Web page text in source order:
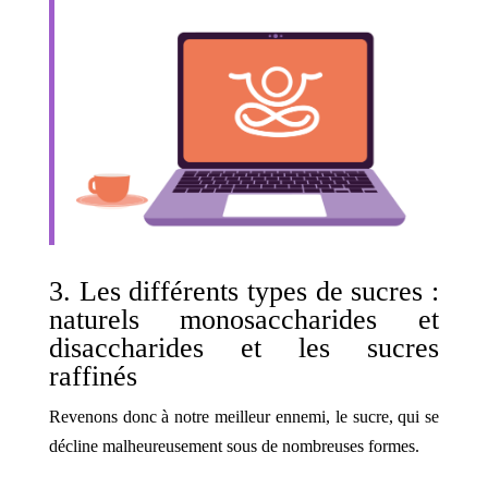
3. Les différents types de sucres :
naturels monosaccharides et
disaccharides et les sucres
raffinés
Revenons donc à notre meilleur ennemi, le sucre, qui se
décline malheureusement sous de nombreuses formes.